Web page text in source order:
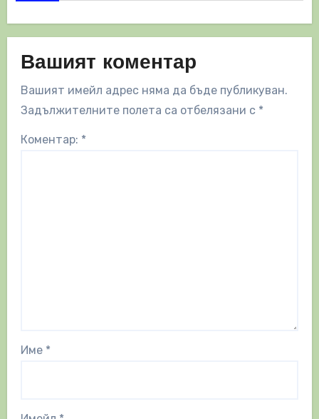
Вашият коментар
Вашият имейл адрес няма да бъде публикуван.
Задължителните полета са отбелязани с *
Коментар: *
Име *